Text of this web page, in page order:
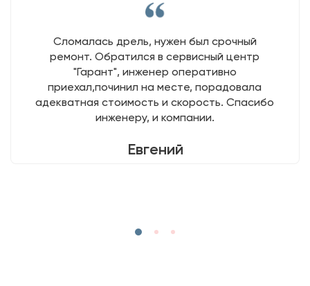
Сломалась дрель, нужен был срочный
ремонт. Обратился в сервисный центр
"Гарант", инженер оперативно
приехал,починил на месте, порадовала
адекватная стоимость и скорость. Спасибо
инженеру, и компании.
Евгений